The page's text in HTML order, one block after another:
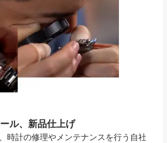
ル、新品仕上げ
時計の修理やメンテナンスを行う自社